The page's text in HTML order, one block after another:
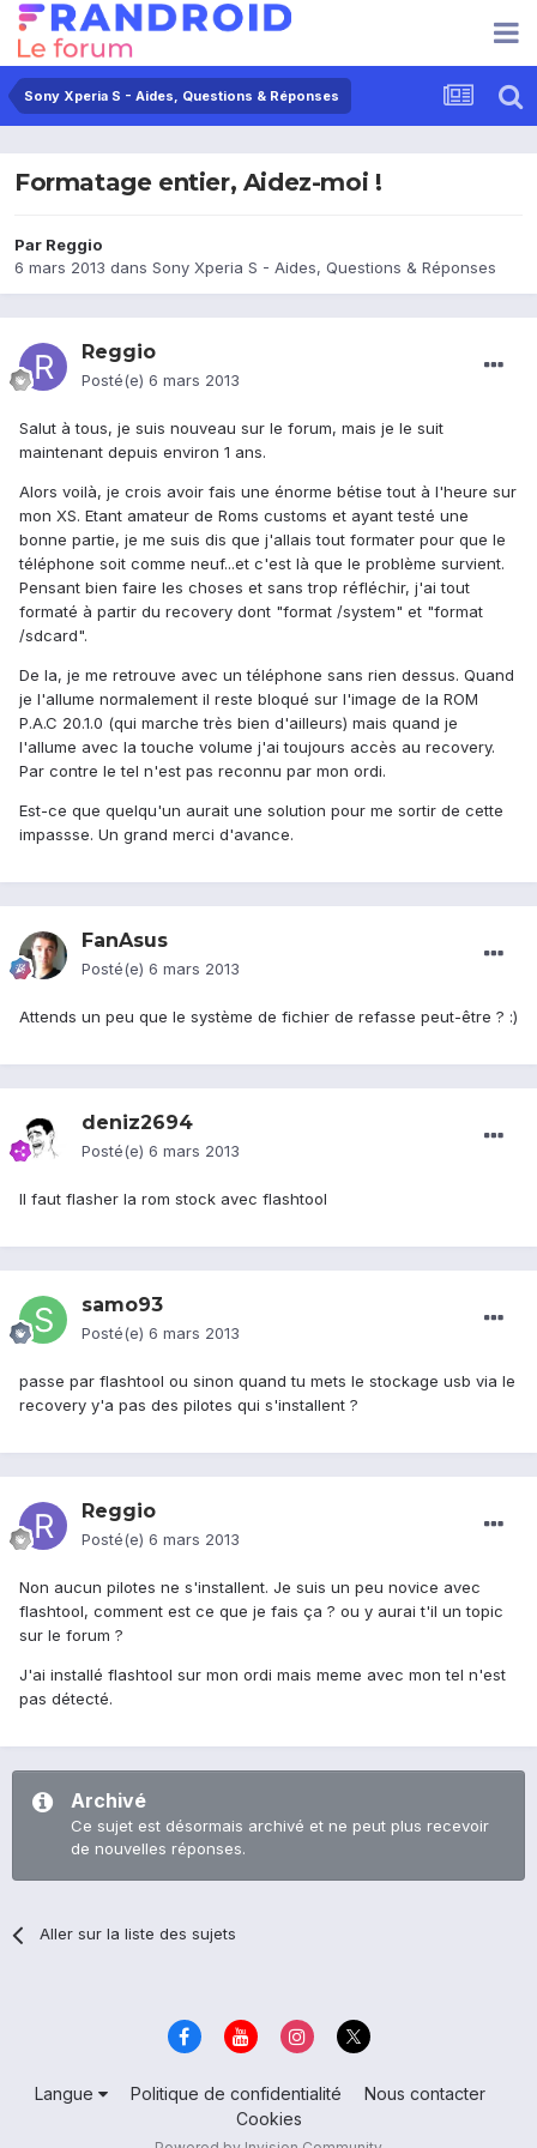
Sony Xperia S - Aides, Questions & Réponses
Formatage entier, Aidez-moi !
Par Reggio
6 mars 2013 dans Sony Xperia S - Aides, Questions & Réponses
Reggio
Posté(e) 6 mars 2013
Salut à tous, je suis nouveau sur le forum, mais je le suit
maintenant depuis environ 1 ans.
Alors voilà, je crois avoir fais une énorme bétise tout à l'heure sur
mon XS. Etant amateur de Roms customs et ayant testé une
bonne partie, je me suis dis que j'allais tout formater pour que le
téléphone soit comme neuf...et c'est là que le problème survient.
Pensant bien faire les choses et sans trop réfléchir, j'ai tout
formaté à partir du recovery dont "format /system" et "format
/sdcard".
De la, je me retrouve avec un téléphone sans rien dessus. Quand
je l'allume normalement il reste bloqué sur l'image de la ROM
P.A.C 20.1.0 (qui marche très bien d'ailleurs) mais quand je
l'allume avec la touche volume j'ai toujours accès au recovery.
Par contre le tel n'est pas reconnu par mon ordi.
Est-ce que quelqu'un aurait une solution pour me sortir de cette
impassse. Un grand merci d'avance.
FanAsus
Posté(e) 6 mars 2013
Attends un peu que le système de fichier de refasse peut-être ? :)
deniz2694
Posté(e) 6 mars 2013
Il faut flasher la rom stock avec flashtool
samo93
Posté(e) 6 mars 2013
passe par flashtool ou sinon quand tu mets le stockage usb via le
recovery y'a pas des pilotes qui s'installent ?
Reggio
Posté(e) 6 mars 2013
Non aucun pilotes ne s'installent. Je suis un peu novice avec
flashtool, comment est ce que je fais ça ? ou y aurai t'il un topic
sur le forum ?
J'ai installé flashtool sur mon ordi mais meme avec mon tel n'est
pas détecté.
Archivé
Ce sujet est désormais archivé et ne peut plus recevoir
de nouvelles réponses.
Aller sur la liste des sujets
Langue Politique de confidentialité
Nous contacter
Cookies